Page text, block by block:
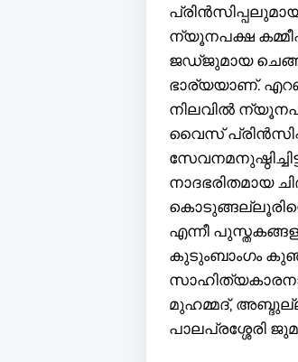
ന്യൂനപക്ഷ
ജഡ്ജുമായ
ഭാര്യയാണ്.
നിലവിൽ
വൈസ്
നാദഭരിതമായ
എന്നീ
കുടുംബാംഗം
മുഹമ്മദ്,
പാലപ്രശ്ശേരി